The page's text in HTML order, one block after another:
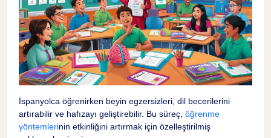
İspanyolca öğrenirken beyin egzersizleri, dil becerilerini
artırabilir ve hafızayı geliştirebilir. Bu süreç, öğrenme
yöntemlerinin etkinliğini artırmak için özelleştirilmiş